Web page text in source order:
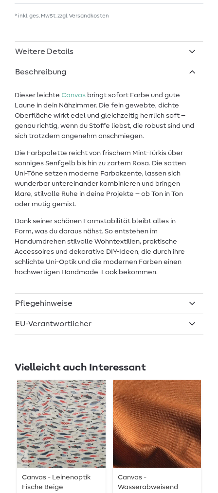
* inkl. ges. MwSt. zzgl. Versandkosten
Weitere Details
Beschreibung
Dieser leichte Canvas bringt sofort Farbe und gute
Laune in dein Nähzimmer. Die fein gewebte, dichte
Oberfläche wirkt edel und gleichzeitig herrlich soft –
genau richtig, wenn du Stoffe liebst, die robust sind und
sich trotzdem angenehm anschmiegen.
Die Farbpalette reicht von frischem Mint-Türkis über
sonniges Senfgelb bis hin zu zartem Rosa. Die satten
Uni-Töne setzen moderne Farbakzente, lassen sich
wunderbar untereinander kombinieren und bringen
klare, stilvolle Ruhe in deine Projekte – ob Ton in Ton
oder mutig gemixt.
Dank seiner schönen Formstabilität bleibt alles in
Form, was du daraus nähst. So entstehen im
Handumdrehen stilvolle Wohntextilien, praktische
Accessoires und dekorative DIY-Ideen, die durch ihre
schlichte Uni-Optik und die modernen Farben einen
hochwertigen Handmade-Look bekommen.
Pflegehinweise
EU-Verantwortlicher
Vielleicht auch Interessant
Canvas - Leinenoptik
Fische Beige
Canvas -
Wasserabweisend